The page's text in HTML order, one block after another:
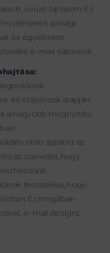
vonzó tartalom. Ez
iparági
és egyebeket.
e-mail sablonok.
és időpontok alapján.
a nagyobb megnyitási
előtt ajánlott az
az üzenetet, hogy
tesztelése, hogy
Ez magában
e-mail designt,